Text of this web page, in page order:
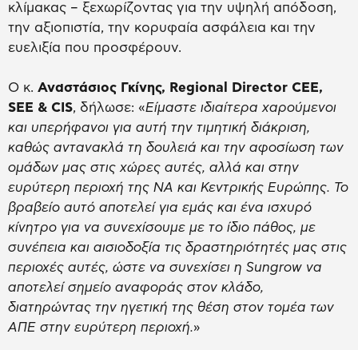
κλίμακας – ξεχωρίζοντας για την υψηλή απόδοση,
την αξιοπιστία, την κορυφαία ασφάλεια και την
ευελιξία που προσφέρουν.
Ο κ. Αναστάσιος Γκίνης, Regional Director CEE,
SEE & CIS, δήλωσε: «Είμαστε ιδιαίτερα χαρούμενοι
και υπερήφανοι για αυτή την τιμητική διάκριση,
καθώς αντανακλά τη δουλειά και την αφοσίωση των
ομάδων μας στις χώρες αυτές, αλλά και στην
ευρύτερη περιοχή της ΝΑ και Κεντρικής Ευρώπης. Το
βραβείο αυτό αποτελεί για εμάς και ένα ισχυρό
κίνητρο για να συνεχίσουμε με το ίδιο πάθος, με
συνέπεια και αισιοδοξία τις δραστηριότητές μας στις
περιοχές αυτές, ώστε να συνεχίσει η Sungrow να
αποτελεί σημείο αναφοράς στον κλάδο,
διατηρώντας την ηγετική της θέση στον τομέα των
ΑΠΕ στην ευρύτερη περιοχή.»